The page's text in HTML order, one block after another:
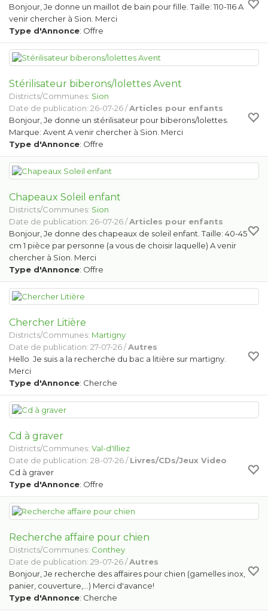
Bonjour, Je donne un maillot de bain pour fille. Taille: 110-116 A
venir chercher à Sion. Merci
Type d'Annonce: Offre
Stérilisateur biberons/lolettes Avent
Districts/Communes: Sion
Date de publication: 26-07-26 /Articles pour enfants
Bonjour, Je donne un stérilisateur pour biberons/lolettes.
Marque: Avent A venir chercher à Sion. Merci
Type d'Annonce: Offre
Chapeaux Soleil enfant
Districts/Communes: Sion
Date de publication: 26-07-26 /Articles pour enfants
Bonjour, Je donne des chapeaux de soleil enfant. Taille: 40-45
cm 1 pièce par personne (a vous de choisir laquelle) A venir
chercher à Sion. Merci
Type d'Annonce: Offre
Chercher Litière
Districts/Communes: Martigny
Date de publication: 27-07-26 /Autres
Hello Je suis a la recherche du bac a litière sur martigny.
Merci
Type d'Annonce: Cherche
Cd à graver
Districts/Communes: Val-d'Illiez
Date de publication: 28-07-26 /Livres/CDs/Jeux Video
Cd à graver
Type d'Annonce: Offre
Recherche affaire pour chien
Districts/Communes: Conthey
Date de publication: 29-07-26 /Autres
Bonjour, Je recherche des affaires pour chien (gamelles inox,
panier, couverture,...) Merci d'avance!
Type d'Annonce: Cherche